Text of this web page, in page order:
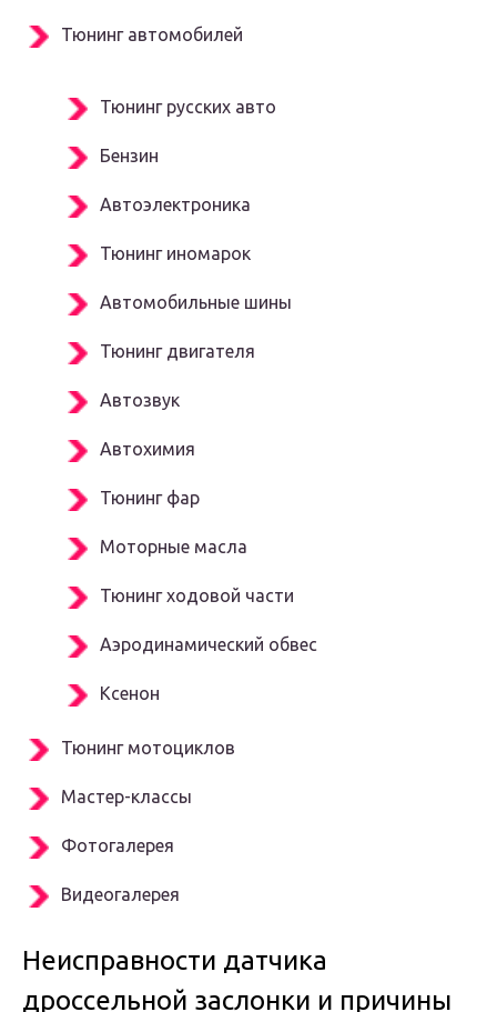
Тюнинг автомобилей
Тюнинг русских авто
Бензин
Автоэлектроника
Тюнинг иномарок
Автомобильные шины
Тюнинг двигателя
Автозвук
Автохимия
Тюнинг фар
Моторные масла
Тюнинг ходовой части
Аэродинамический обвес
Ксенон
Тюнинг мотоциклов
Мастер-классы
Фотогалерея
Видеогалерея
Неисправности датчика
дроссельной заслонки и причины